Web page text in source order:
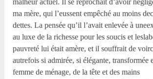
malheur actuel. Il se reprochait d’avoir
ma mère, qui l’eussent empêché au moins
dettes. La pensée qu’il l’avait enlevée à
au luxe de la richesse pour les soucis et
pauvreté lui était amère, et il souffrait de
autrefois si admirée, si élégante, transformée
femme de ménage, de la tête et des mains